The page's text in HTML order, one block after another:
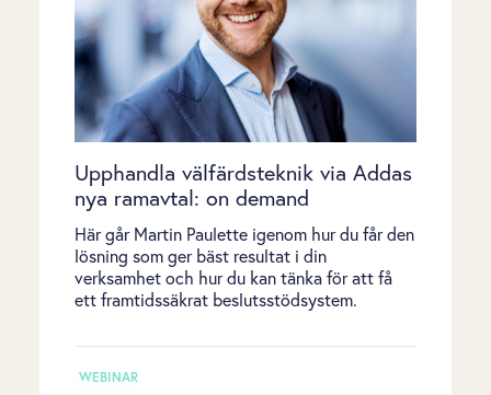
Upphandla välfärdsteknik via Addas
nya ramavtal: on demand
Här går Martin Paulette igenom hur du får den
lösning som ger bäst resultat i din
verksamhet och hur du kan tänka för att få
ett framtidssäkrat beslutsstödsystem.
WEBINAR